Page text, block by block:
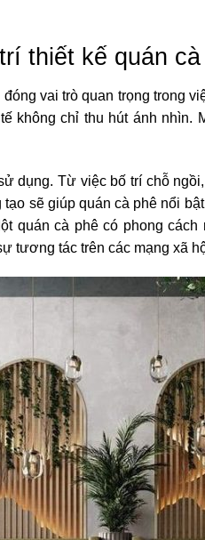
thiết kế quán cà
vai trò quan trọng trong
không chỉ thu hút ánh nhìn.
dụng. Từ việc bố trí chỗ
sẽ giúp quán cà phê nổi
quán cà phê có phong
tương tác trên các mạng xã